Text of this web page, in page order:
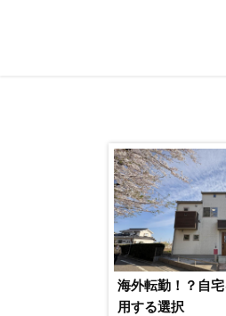
海外転勤！？自
用する選択